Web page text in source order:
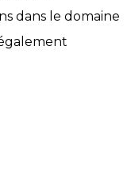
dans le domaine